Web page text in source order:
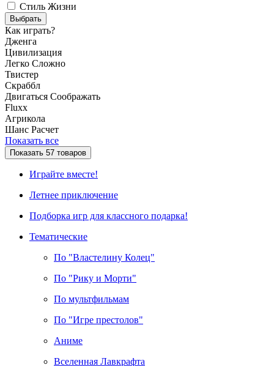
Стиль Жизни
Выбрать
Как играть?
Дженга
Цивилизация
Легко Сложно
Твистер
Скраббл
Двигаться Соображать
Fluxx
Агрикола
Шанс Расчет
Показать все
Показать 57 товаров
Играйте вместе!
Летнее приключение
Подборка игр для классного подарка!
Тематические
По "Властелину Колец"
По "Рику и Морти"
По мультфильмам
По "Игре престолов"
Аниме
Вселенная Лавкрафта